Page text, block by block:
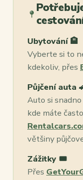
Ubytování 🏨
Vyberte si to
kdekoliv, přes
Půjčení auta
Auto si
kde máte
většiny
Zážitky 🎟️
Přes